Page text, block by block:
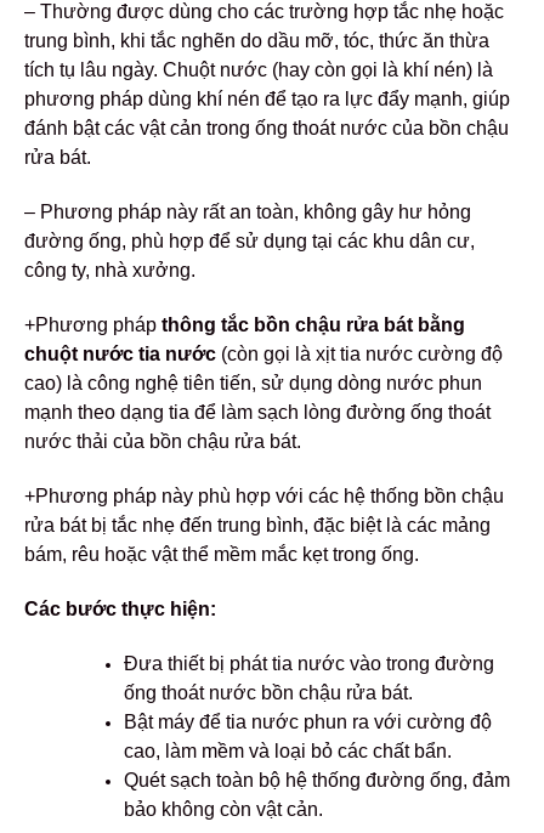
– Thường được dùng cho các trường hợp tắc nhẹ hoặc
trung bình, khi tắc nghẽn do dầu mỡ, tóc, thức ăn thừa
tích tụ lâu ngày. Chuột nước (hay còn gọi là khí nén) là
phương pháp dùng khí nén để tạo ra lực đẩy mạnh, giúp
đánh bật các vật cản trong ống thoát nước của bồn chậu
rửa bát.
– Phương pháp này rất an toàn, không gây hư hỏng
đường ống, phù hợp để sử dụng tại các khu dân cư,
công ty, nhà xưởng.
+Phương pháp thông tắc bồn chậu rửa bát bằng
chuột nước tia nước (còn gọi là xịt tia nước cường độ
cao) là công nghệ tiên tiến, sử dụng dòng nước phun
mạnh theo dạng tia để làm sạch lòng đường ống thoát
nước thải của bồn chậu rửa bát.
+Phương pháp này phù hợp với các hệ thống bồn chậu
rửa bát bị tắc nhẹ đến trung bình, đặc biệt là các mảng
bám, rêu hoặc vật thể mềm mắc kẹt trong ống.
Các bước thực hiện:
Đưa thiết bị phát tia nước vào trong đường
ống thoát nước bồn chậu rửa bát.
Bật máy để tia nước phun ra với cường độ
cao, làm mềm và loại bỏ các chất bẩn.
Quét sạch toàn bộ hệ thống đường ống, đảm
bảo không còn vật cản.